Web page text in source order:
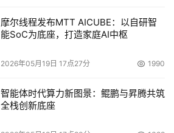
摩尔线程发布MTT AICUBE：以自研智
能SoC为底座，打造家庭AI中枢
2026年05月19日 17点27分 1990
智能体时代算力新图景：鲲鹏与昇腾共筑
全栈创新底座